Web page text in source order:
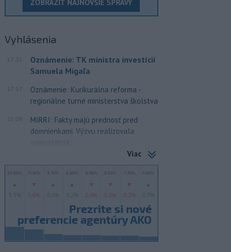
ZOBRAZIŤ NAJNOVŠIE SPRÁVY
Vyhlásenia
17:32
Oznámenie: TK ministra investícií
Samuela Migaľa
17:17
Oznámenie: Kurikurálna reforma -
regionálne turné ministerstva školstva
15:09
MIRRI: Fakty majú prednosť pred
domnienkami. Výzvu realizovala
samostatná...
Viac